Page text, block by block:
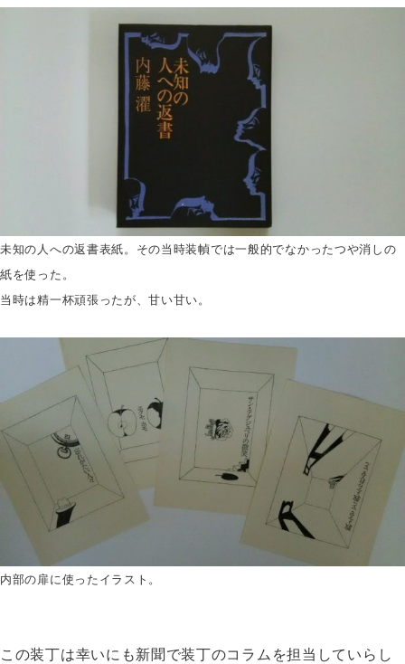
未知の人への返書表紙。その当時装幀では一般的でなかったつや消しの
紙を使った。
当時は精一杯頑張ったが、甘い甘い。
内部の扉に使ったイラスト。
この装丁は幸いにも新聞で装丁のコラムを担当していらし